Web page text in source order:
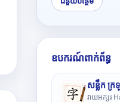
ឧបករណ៍ពាក់ព័ន្ធ
សន្លឹក ក្រ
វាយអក្សរ